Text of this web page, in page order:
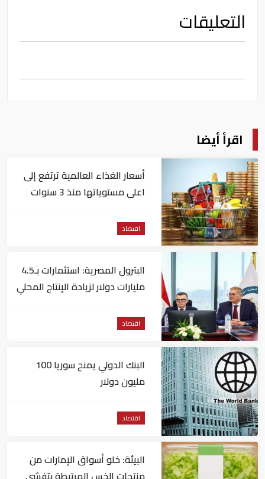
التعليقات
اقرأ أيضا
أسعار الغذاء العالمية ترتفع إلى
اعلى مستوياتها منذ 3 سنوات
اقتصاد
البترول المصرية: استثمارات بـ4.5
مليارات دولار لزيادة الإنتاج المحلي
اقتصاد
البنك الدولي يمنح سوريا 100
مليون دولار
اقتصاد
البيئة: خلو أسواق الإمارات من